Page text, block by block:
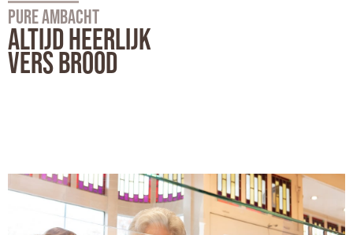
PURE AMBACHT
ALTIJD HEERLIJK
VERS BROOD